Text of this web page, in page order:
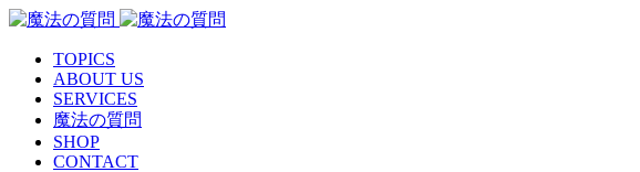
TOPICS
ABOUT US
SERVICES
魔法の質問
SHOP
CONTACT